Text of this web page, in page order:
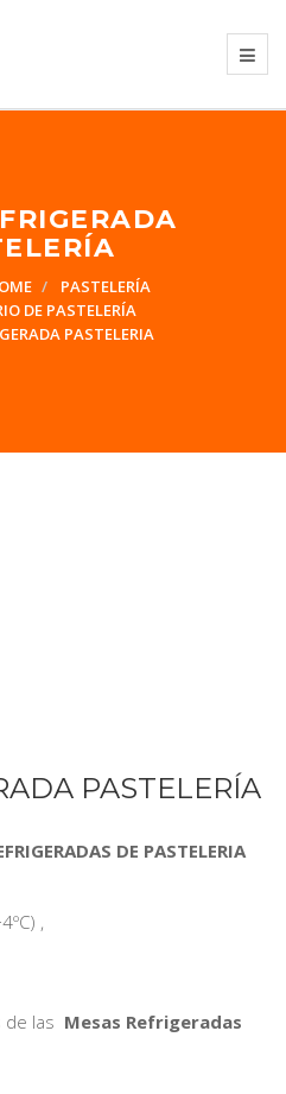
PASTELERÍA
DE PASTELERÍA
PASTELERIA
PASTELERÍA
DE PASTELERIA
,
de las Mesas Refrigeradas